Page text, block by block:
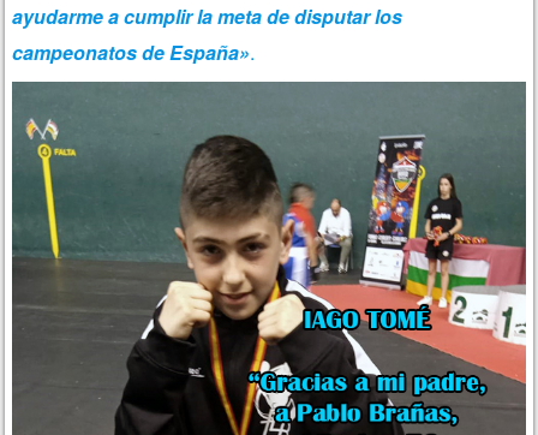
ayudarme a cumplir la meta de disputar los
campeonatos de España».